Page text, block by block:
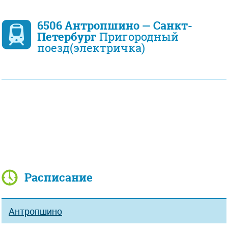
6506 Антропшино — Санкт-
Петербург Пригородный
поезд(электричка)
Расписание
Антропшино